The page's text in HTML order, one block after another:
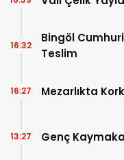
Bingöl
Teslim
16:32
Mezarlıkta
16:27
Genç
13:27